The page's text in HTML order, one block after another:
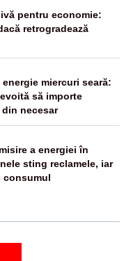
pentru economie:
retrogradează
miercuri seară:
să importe
necesar
a energiei în
sting reclamele, iar
consumul